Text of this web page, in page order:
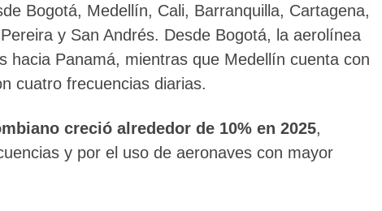
Bogotá, Medellín, Cali, Barranquilla, Cartagena,
y San Andrés. Desde Bogotá, la aerolínea
hacia Panamá, mientras que Medellín cuenta con
cuatro frecuencias diarias.
creció alrededor de 10% en 2025,
y por el uso de aeronaves con mayor